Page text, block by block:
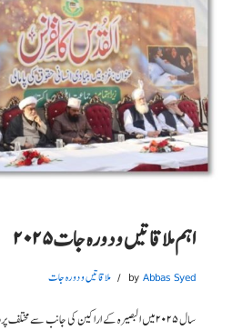
اہم ملاقاتیں و دورہ جات۲۰۲۵
by Abbas Syed ملاقاتیں و دورہ جات
سال ۲۰۲۵ میں البصیرہ کے اراکین کی جانب سے